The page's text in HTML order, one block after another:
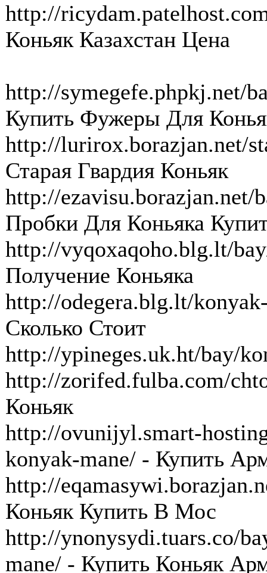
http://
Коньяк Казахстан Цена
http://symegefe.phpkj.net/
Купить Фужеры Для
http://lurirox.borazjan.net/
Старая Гвардия Коньяк
http://
Пробки Для Коньяка
http://vyqoxaqoho.blg.lt/
Получение Коньяка
http://odegera.blg.lt/
Сколько Стоит
http://ypineges.uk.ht/bay/
http://zorifed.fulba.com/
Коньяк
http://ovunijyl.smart-
konyak-mane/ - Купить
http://
Коньяк Купить В Мос
http://ynonysydi.tuars.co/
mane/ - Купить Коньяк